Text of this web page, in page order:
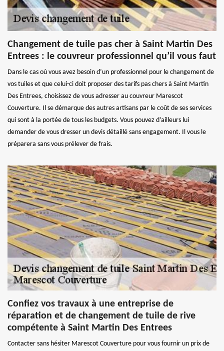
Changement de tuile pas cher à Saint Martin Des
Entrees : le couvreur professionnel qu’il vous faut
Dans le cas où vous avez besoin d’un professionnel pour le changement de
vos tuiles et que celui-ci doit proposer des tarifs pas chers à Saint Martin
Des Entrees, choisissez de vous adresser au couvreur Marescot
Couverture. Il se démarque des autres artisans par le coût de ses services
qui sont à la portée de tous les budgets. Vous pouvez d’ailleurs lui
demander de vous dresser un devis détaillé sans engagement. Il vous le
préparera sans vous prélever de frais.
Confiez vos travaux à une entreprise de
réparation et de changement de tuile de rive
compétente à Saint Martin Des Entrees
Contacter sans hésiter Marescot Couverture pour vous fournir un prix de